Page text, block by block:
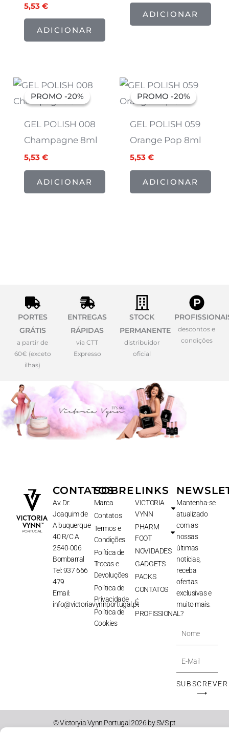
5,53 €
ADICIONAR
ADICIONAR
PROMO -20%
PROMO -20%
GEL POLISH 008
Champagne 8ml
O
preço
original
6,91 €.
5,53 €
O
preço
atual
5,53 €.
ADICIONAR
PROMO -20%
PROMO -20%
GEL POLISH 059
Orange Pop 8ml
O
preço
original
6,91 €.
5,53€
O
preço
atual
5,53 €.
ADICIONAR
PORTES
GRÁTIS
a partir de
60€ (exceto
ilhas)
ENTREGAS
RÁPIDAS
via CTT
Expresso
STOCK
PERMANENTE
distribuidor
oficial
descontos e
condições
CONTATOS
Av. Dr.
Joaquim de
Albuquerque
40 R/C A
2540-006
Bombarral
Tel: 937 666
479
Email:
info@victoriavynnportugal.pt
SOBRE
Marca
Contatos
Termos e
Condições
Política de
Trocas e
Devoluções
Política de
Privacidade
Política de
Cookies
LINKS
VICTORIA
VYNN
PHARM
FOOT
NOVIDADES
GADGETS
PACKS
CONTATOS
É
PROFISSIONAL?
Mantenha-se
atualizado
com as
nossas
últimas
notícias,
receba
ofertas
exclusivas e
muito mais.
Nome
E-
Mail
SUBSCREVER
⟶
© Victoryia Vynn Portugal 2026 by SVS.pt